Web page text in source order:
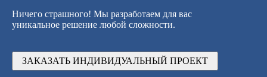
Ничего страшного! Мы разработаем для вас
уникальное решение любой сложности.
ЗАКАЗАТЬ ИНДИВИДУАЛЬНЫЙ ПРОЕКТ